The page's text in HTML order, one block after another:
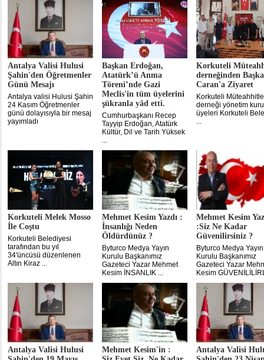
Antalya Valisi Hulusi
Şahin'den Öğretmenler
Günü Mesajı
Antalya valisi Hulusi Şahin
24 Kasım Öğretmenler
günü dolayısıyla bir mesaj
yayımladı
Başkan Erdoğan,
Atatürk’ü Anma
Töreni’nde Gazi
Meclis'in tüm üyelerini
şükranla yâd etti.
Cumhurbaşkanı Recep
Tayyip Erdoğan, Atatürk
Kültür, Dil ve Tarih Yüksek
...
Korkuteli
derneğinden
Caran'a Ziyaret
Korkuteli
derneği yönetim
üyeleri Korkuteli
...
Korkuteli Melek Mosso
İle Coştu
Korkuteli Belediyesi
tarafından bu yıl
34'üncüsü düzenlenen
Altın Kiraz ...
Mehmet Kesim Yazdı :
İnsanlığı Neden
Öldürdünüz ?
Byturco Medya Yayın
Kurulu Başkanımız
Gazeteci Yazar Mehmet
Kesim İNSANLIK ...
Mehmet Kesim
:Siz Ne Kadar
Güvenilirsiniz ?
Byturco Medya Yayın
Kurulu Başkanımız
Gazeteci Yazar
Kesim
Antalya Valisi Hulusi
Mehmet Kesim'in :
Antalya Valisi